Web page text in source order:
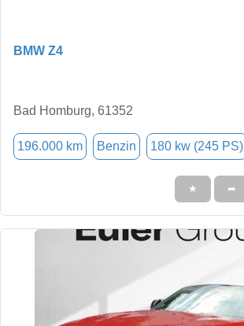
BMW Z4
Bad Homburg, 61352
196.000 km Benzin 180 kw (245 PS)
★ ➦